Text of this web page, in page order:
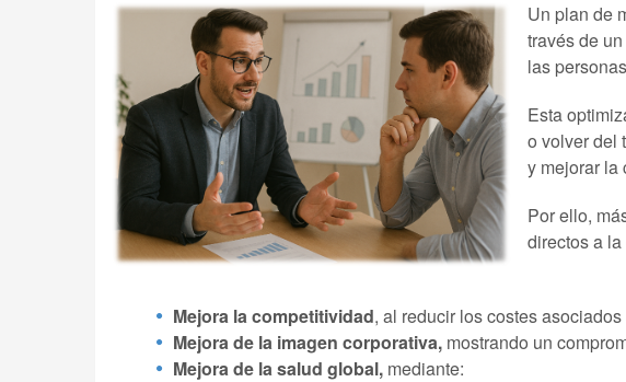
Un plan de
través de
las
Esta
o volver del
y mejorar la
Por ello,
directos a
Mejora la competitividad, al reducir los costes
Mejora de la imagen corporativa, mostrando un
Mejora de la salud global, mediante: